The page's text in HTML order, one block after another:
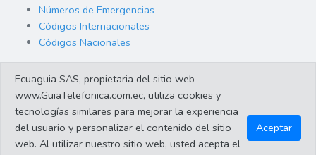
Números de Emergencias
Códigos Internacionales
Códigos Nacionales
Cambio de Divisas
Enlaces de interes
Ecuaguia SAS, propietaria del sitio web
www.GuiaTelefonica.com.ec, utiliza cookies y
tecnologías similares para mejorar la experiencia
del usuario y personalizar el contenido del sitio
web. Al utilizar nuestro sitio web, usted acepta el
Aceptar